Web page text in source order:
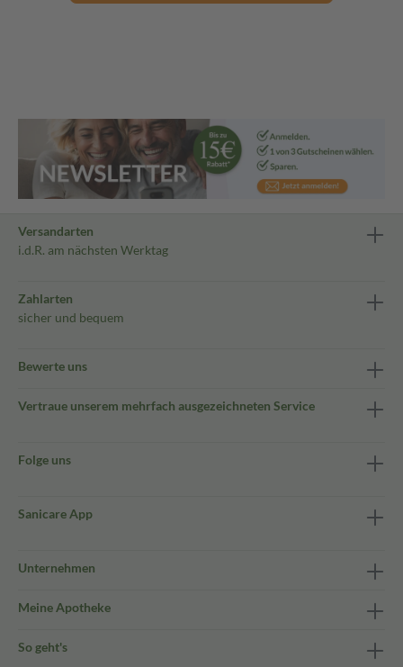
Versandarten
i.d.R. am nächsten Werktag
Zahlarten
sicher und bequem
Bewerte uns
Vertraue unserem mehrfach ausgezeichneten Service
Folge uns
Sanicare App
Unternehmen
Meine Apotheke
So geht's